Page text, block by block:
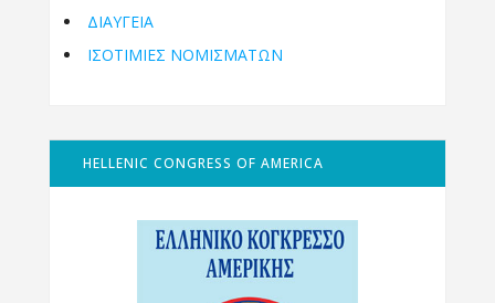
ΔΙΑΥΓΕΙΑ
ΙΣΟΤΙΜΙΕΣ ΝΟΜΙΣΜΑΤΩΝ
HELLENIC CONGRESS OF AMERICA